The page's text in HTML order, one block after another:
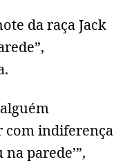
da raça Jack
com indiferença
parede’”,